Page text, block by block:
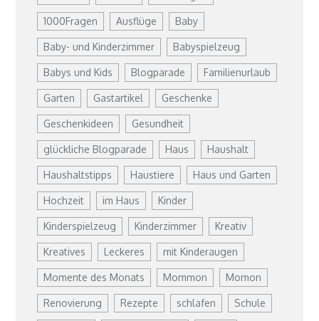
1000Fragen Ausflüge Baby
Baby- und Kinderzimmer Babyspielzeug
Babys und Kids Blogparade Familienurlaub
Garten Gastartikel Geschenke
Geschenkideen Gesundheit
glückliche Blogparade Haus Haushalt
Haushaltstipps Haustiere Haus und Garten
Hochzeit im Haus Kinder
Kinderspielzeug Kinderzimmer Kreativ
Kreatives Leckeres mit Kinderaugen
Momente des Monats Mommon Momon
Renovierung Rezepte schlafen Schule